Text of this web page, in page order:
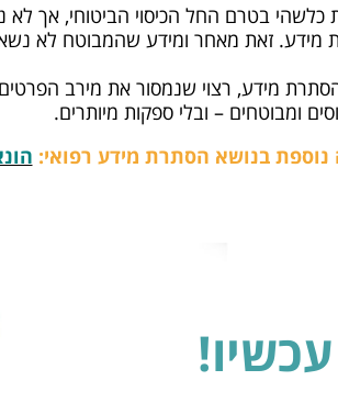
בטרם החל הכיסוי הביטוחי, אך
זאת מאחר ומידע שהמבוטח לא
מידע, רצוי שנמסור את מירב
ומבוטחים – ובלי ספקות מיותרים.
נוספת בנושא הסתרת מידע רפואי: